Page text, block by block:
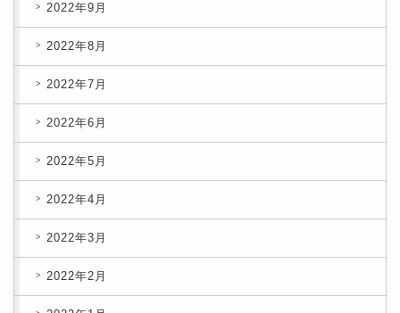
2022年9月
2022年8月
2022年7月
2022年6月
2022年5月
2022年4月
2022年3月
2022年2月